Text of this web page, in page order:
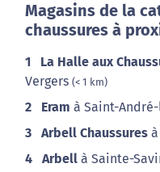
Magasins de la
chaussures à
1 La Halle aux
Vergers (< 1 km)
2 Eram à Saint-
3 Arbell Chaussures
4 Arbell à Sainte-